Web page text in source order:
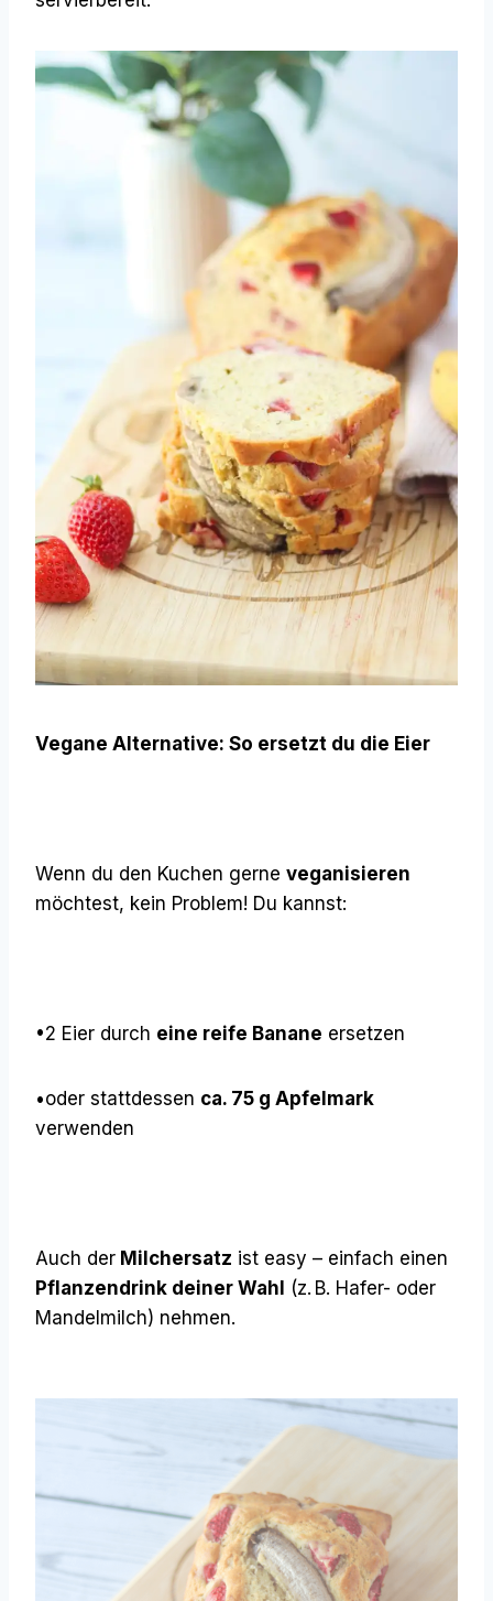
Vegane Alternative: So ersetzt du die Eier
Wenn du den Kuchen gerne veganisieren
möchtest, kein Problem! Du kannst:
•2 Eier durch eine reife Banane ersetzen
•oder stattdessen ca. 75 g Apfelmark
verwenden
Auch der Milchersatz ist easy – einfach einen
Pflanzendrink deiner Wahl (z. B. Hafer- oder
Mandelmilch) nehmen.